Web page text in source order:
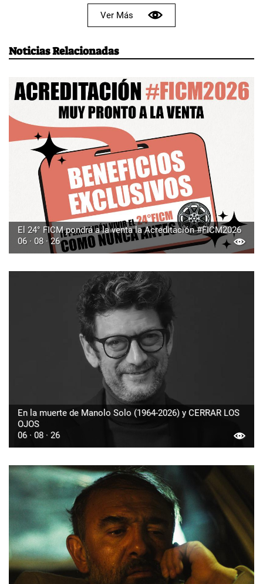
Ver Más
Noticias Relacionadas
El 24° FICM pondrá a la venta la Acreditación #FICM2026
06 · 08 · 26
En la muerte de Manolo Solo (1964-2026) y CERRAR LOS
OJOS
06 · 08 · 26